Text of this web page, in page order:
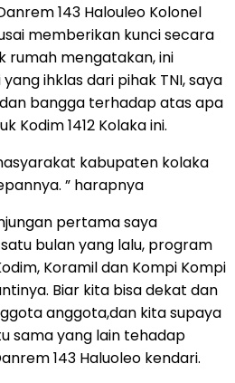
143 Halouleo Kolonel
memberikan kunci secara
rumah mengatakan, ini
ihklas dari pihak TNI, saya
bangga terhadap atas apa
Kodim 1412 Kolaka ini.
kabupaten kolaka
” harapnya
pertama saya
bulan yang lalu, program
Koramil dan Kompi Kompi
Biar kita bisa dekat dan
anggota,dan kita supaya
sama yang lain tehadap
143 Haluoleo kendari.